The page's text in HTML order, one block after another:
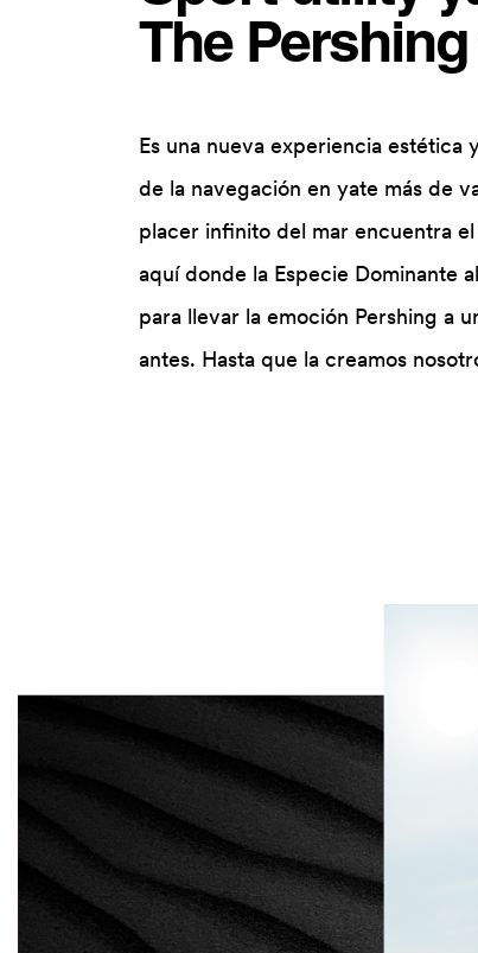
The Pershing
Es una nueva experiencia estética
de la navegación en yate más de
placer infinito del mar encuentra
aquí donde la Especie Dominante
para llevar la emoción Pershing a
antes. Hasta que la creamos